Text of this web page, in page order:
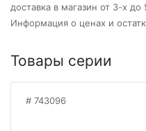
доставка в магазин от 3-х до
Информация о ценах и
Товары серии
743096